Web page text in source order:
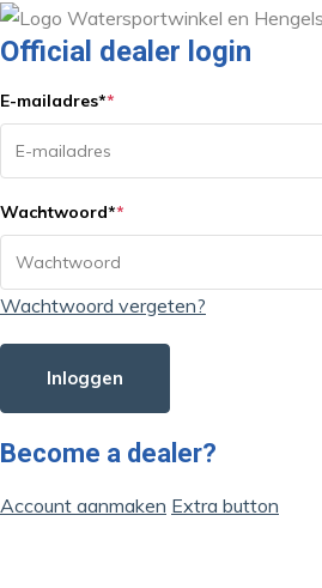
Official dealer login
E-mailadres**
Wachtwoord**
Wachtwoord vergeten?
Inloggen
Become a dealer?
Account aanmaken Extra button